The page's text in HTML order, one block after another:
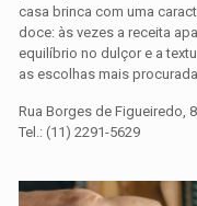
casa brinca com uma
doce: às vezes a receita
equilíbrio no dulçor e a
as escolhas mais
Rua Borges de Figueiredo,
Tel.: (11) 2291-5629